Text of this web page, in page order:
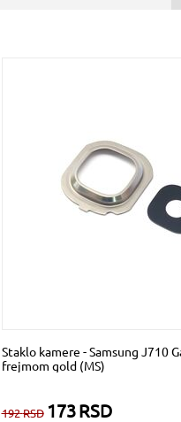
Staklo kamere - Samsung J710
frejmom gold (MS)
192RSD 173RSD